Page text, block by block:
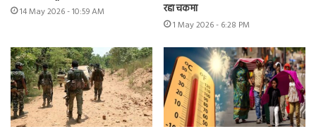
14 May 2026 - 10:59 AM
रहा चकमा
1 May 2026 - 6:28 PM